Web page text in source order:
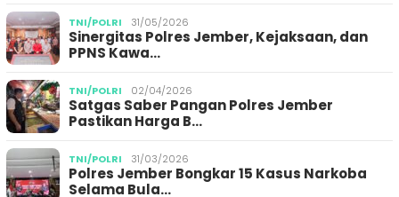
TNI/POLRI 31/05/2026
Sinergitas Polres Jember, Kejaksaan, dan
PPNS Kawa…
TNI/POLRI 02/04/2026
Satgas Saber Pangan Polres Jember
Pastikan Harga B…
TNI/POLRI 31/03/2026
Polres Jember Bongkar 15 Kasus Narkoba
Selama Bula…